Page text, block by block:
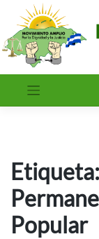
contenido
Etiqueta:
Popular